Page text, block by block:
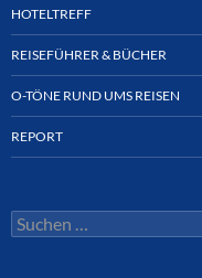
HOTELTREFF
REISEFÜHRER & BÜCHER
O-TÖNE RUND UMS REISEN
REPORT
Suchen
nach: